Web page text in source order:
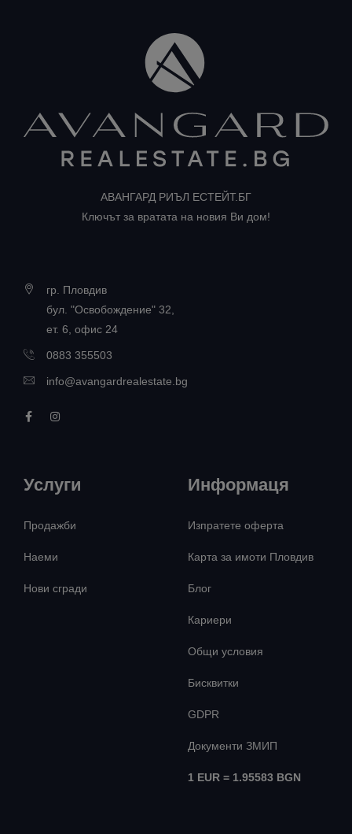
АВАНГАРД РИЪЛ ЕСТЕЙТ.БГ
Ключът за вратата на новия Ви дом!
гр. Пловдив
бул. "Освобождение" 32,
ет. 6, офис 24
0883 355503
info@avangardrealestate.bg
Услуги
Продажби
Наеми
Нови сгради
Информаця
Изпратете оферта
Карта за имоти Пловдив
Блог
Кариери
Общи условия
Бисквитки
GDPR
Документи ЗМИП
1 EUR = 1.95583 BGN